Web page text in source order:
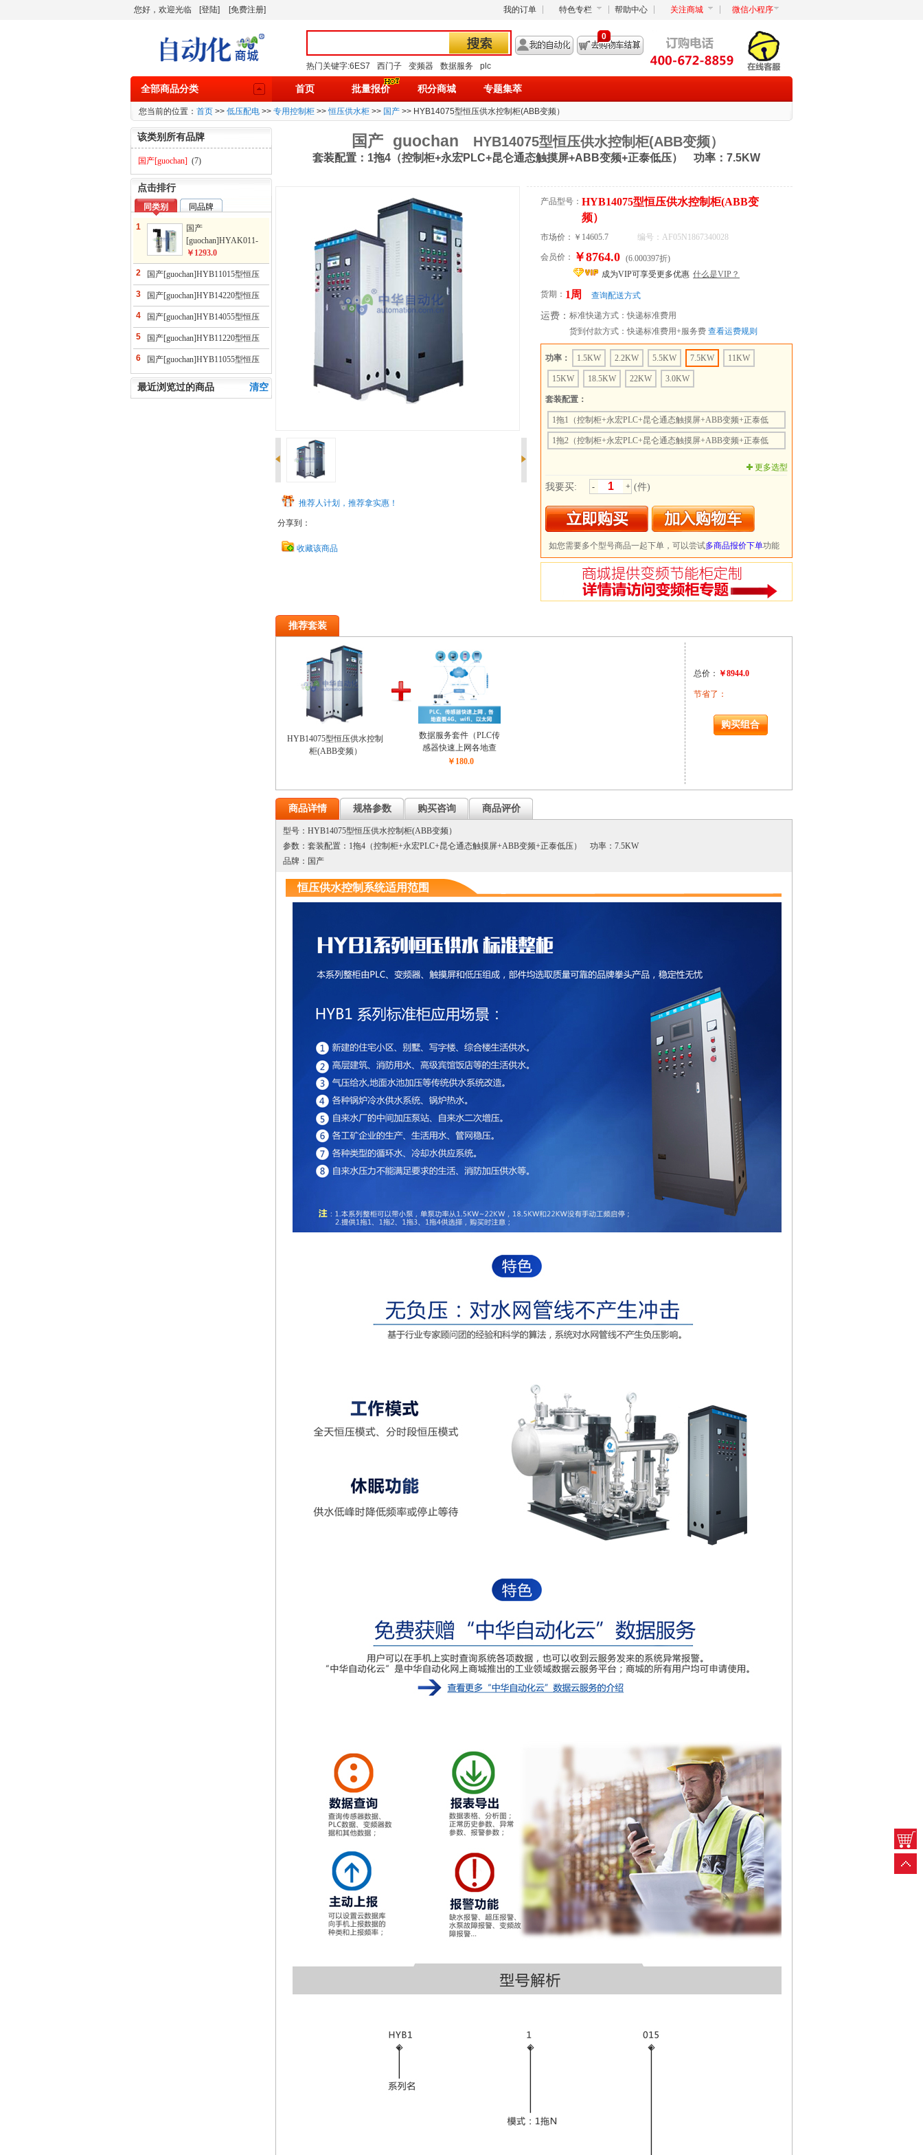
您好，欢迎光临 [登陆] [免费注册] 我的订单 特色专栏 帮助中心 关注商城 微信小程序
热门关键字:6ES7 西门子 变频器 数据服务 plc
0
全部商品分类 首页 批量报价 积分商城 专题集萃
您当前的位置： 首页 >> 低压配电 >> 专用控制柜 >>恒压供水柜 >> 国产 >> HYB14075型恒压供水控制柜(ABB变频）
国产 guochan HYB14075型恒压供水控制柜(ABB变频）
套装配置：1拖4（控制柜+永宏PLC+昆仑通态触摸屏+ABB变频+正泰低压） 功率：7.5KW
推荐人计划，推荐拿实惠！
分享到：
收藏该商品
产品型号： HYB14075型恒压供水控制柜(ABB变
频）
市场价： ￥14605.7 编号：AF05N1867340028
会员价： ￥8764.0 (6.000397折)
成为VIP可享受更多优惠 什么是VIP？
货期： 1周 查询配送方式
运费： 标准快递方式：快递标准费用
货到付款方式：快递标准费用+服务费 查看运费规则
功率： 1.5KW 2.2KW 5.5KW 7.5KW 11KW
15KW 18.5KW 22KW 3.0KW
套装配置：
1拖1（控制柜+永宏PLC+昆仑通态触摸屏+ABB变频+正泰低
压）
1拖2（控制柜+永宏PLC+昆仑通态触摸屏+ABB变频+正泰低
1拖3（控制柜+永宏PLC+昆仑通态触摸屏+ABB变频+正泰低
1拖4（控制柜+永宏PLC+昆仑通态触摸屏+ABB变频+正泰低
压）
更多选型
我要买: - + (件)
如您需要多个型号商品一起下单，可以尝试多商品报价下单功能
推荐套装
HYB14075型恒压供水控制
柜(ABB变频）
数据服务套件（PLC传
感器快速上网各地查
看）
￥180.0
总价： ￥8944.0
节省了：
￥5961.7001953125
商品详情 规格参数 购买咨询 商品评价
型号：HYB14075型恒压供水控制柜(ABB变频）
参数：套装配置：1拖4（控制柜+永宏PLC+昆仑通态触摸屏+ABB变频+正泰低压） 功率：7.5KW
品牌：国产
恒压供水控制系统适用范围
该类别所有品牌
国产[guochan] (7)
点击排行
同类别 同品牌
1
国产
[guochan]HYAK011-
016型高性价比套餐组
合
￥1293.0
2
国产[guochan]HYB11015型恒压
供水控制柜(ABB变频）
3
国产[guochan]HYB14220型恒压
供水控制柜(ABB变频）
4
国产[guochan]HYB14055型恒压
供水控制柜(ABB变频）
5
国产[guochan]HYB11220型恒压
供水控制柜(ABB变频）
6
国产[guochan]HYB11055型恒压
供水控制柜(ABB变频）
清空
最近浏览过的商品